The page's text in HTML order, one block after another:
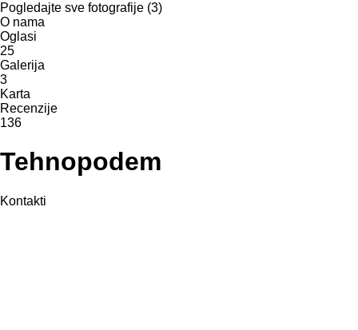
Pogledajte sve fotografije (3)
O nama
Oglasi
25
Galerija
3
Karta
Recenzije
136
Tehnopodem
Kontakti